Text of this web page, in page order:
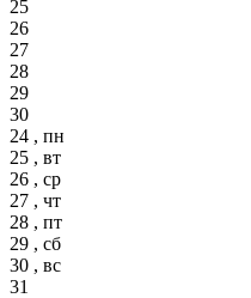
25
26
27
28
29
30
24 , пн
25 , вт
26 , ср
27 , чт
28 , пт
29 , сб
30 , вс
31